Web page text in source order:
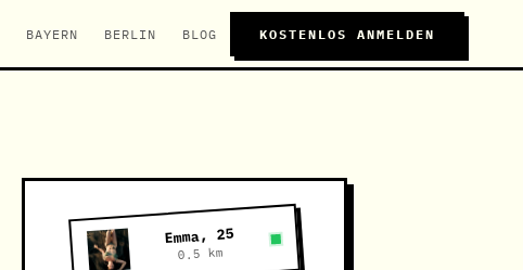
BAYERN BERLIN BLOG KOSTENLOS ANMELDEN
Emma, 25
0.5 km